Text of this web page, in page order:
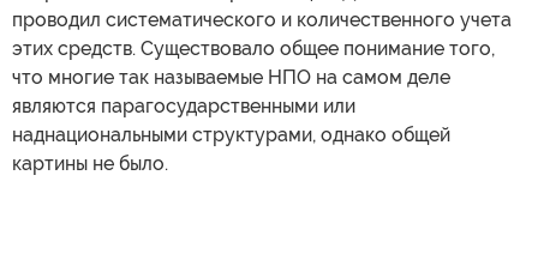
проводил систематического и количественного учета
этих средств. Существовало общее понимание того,
что многие так называемые НПО на самом деле
являются парагосударственными или
наднациональными структурами, однако общей
картины не было.